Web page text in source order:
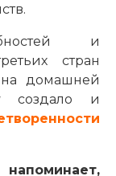
и
стран
на домашней
создало и